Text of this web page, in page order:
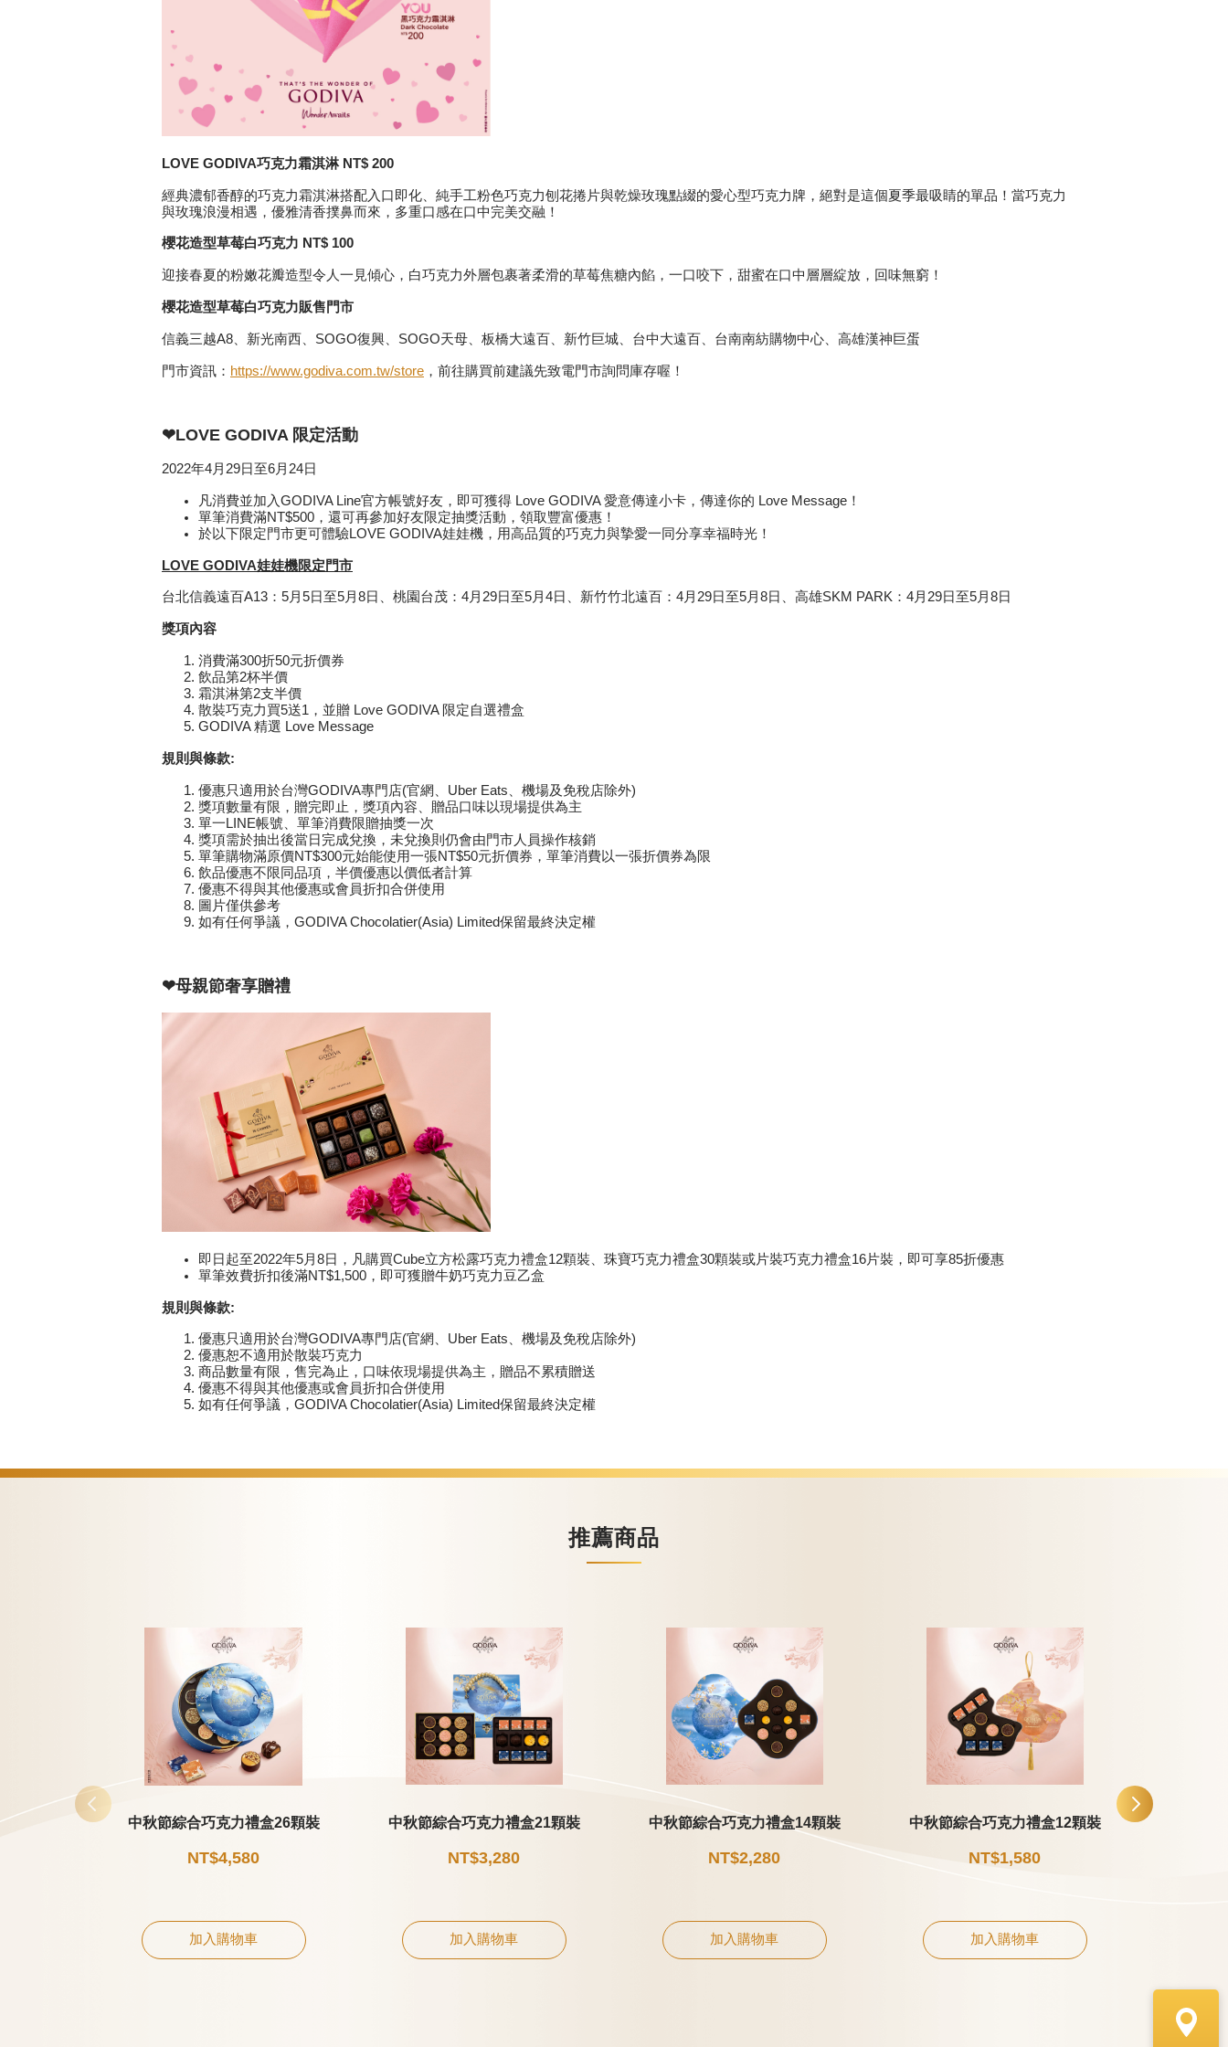
LOVE GODIVA巧克力霜淇淋 NT$ 200
經典濃郁香醇的巧克力霜淇淋搭配入口即化、純手工粉色巧克力刨花捲片與乾燥玫瑰點綴的愛心型巧克力牌，絕對是這個夏季最吸睛的單品！當巧克力
與玫瑰浪漫相遇，優雅清香撲鼻而來，多重口感在口中完美交融！
櫻花造型草莓白巧克力 NT$ 100
迎接春夏的粉嫩花瓣造型令人一見傾心，白巧克力外層包裹著柔滑的草莓焦糖內餡，一口咬下，甜蜜在口中層層綻放，回味無窮！
櫻花造型草莓白巧克力販售門市
信義三越A8、新光南西、SOGO復興、SOGO天母、板橋大遠百、新竹巨城、台中大遠百、台南南紡購物中心、高雄漢神巨蛋
門市資訊： https://www.godiva.com.tw/store ，前往購買前建議先致電門市詢問庫存喔！
❤LOVE GODIVA 限定活動
2022年4月29日至6月24日
凡消費並加入GODIVA Line官方帳號好友，即可獲得 Love GODIVA 愛意傳達小卡，傳達你的 Love Message！
單筆消費滿NT$500，還可再參加好友限定抽獎活動，領取豐富優惠！
於以下限定門市更可體驗LOVE GODIVA娃娃機，用高品質的巧克力與摯愛一同分享幸福時光！
LOVE GODIVA娃娃機限定門市
台北信義遠百A13：5月5日至5月8日、桃園台茂：4月29日至5月4日、新竹竹北遠百：4月29日至5月8日、高雄SKM PARK：4月29日至5月8日
獎項內容
消費滿300折50元折價券
飲品第2杯半價
霜淇淋第2支半價
散裝巧克力買5送1，並贈 Love GODIVA 限定自選禮盒
GODIVA 精選 Love Message
規則與條款:
優惠只適用於台灣GODIVA專門店(官網、Uber Eats、機場及免稅店除外)
獎項數量有限，贈完即止，獎項內容、贈品口味以現場提供為主
單一LINE帳號、單筆消費限贈抽獎一次
獎項需於抽出後當日完成兌換，未兌換則仍會由門市人員操作核銷
單筆購物滿原價NT$300元始能使用一張NT$50元折價券，單筆消費以一張折價券為限
飲品優惠不限同品項，半價優惠以價低者計算
優惠不得與其他優惠或會員折扣合併使用
圖片僅供參考
如有任何爭議，GODIVA Chocolatier(Asia) Limited保留最終決定權
❤母親節奢享贈禮
即日起至2022年5月8日，凡購買Cube立方松露巧克力禮盒12顆裝、珠寶巧克力禮盒30顆裝或片裝巧克力禮盒16片裝，即可享85折優惠
單筆效費折扣後滿NT$1,500，即可獲贈牛奶巧克力豆乙盒
規則與條款:
優惠只適用於台灣GODIVA專門店(官網、Uber Eats、機場及免稅店除外)
優惠恕不適用於散裝巧克力
商品數量有限，售完為止，口味依現場提供為主，贈品不累積贈送
優惠不得與其他優惠或會員折扣合併使用
如有任何爭議，GODIVA Chocolatier(Asia) Limited保留最終決定權
推薦商品
中秋節綜合巧克力禮盒26顆裝
NT$4,580
加入購物車
中秋節綜合巧克力禮盒21顆裝
NT$3,280
加入購物車
中秋節綜合巧克力禮盒14顆裝
NT$2,280
加入購物車
中秋節綜合巧克力禮盒12顆裝
NT$1,580
加入購物車